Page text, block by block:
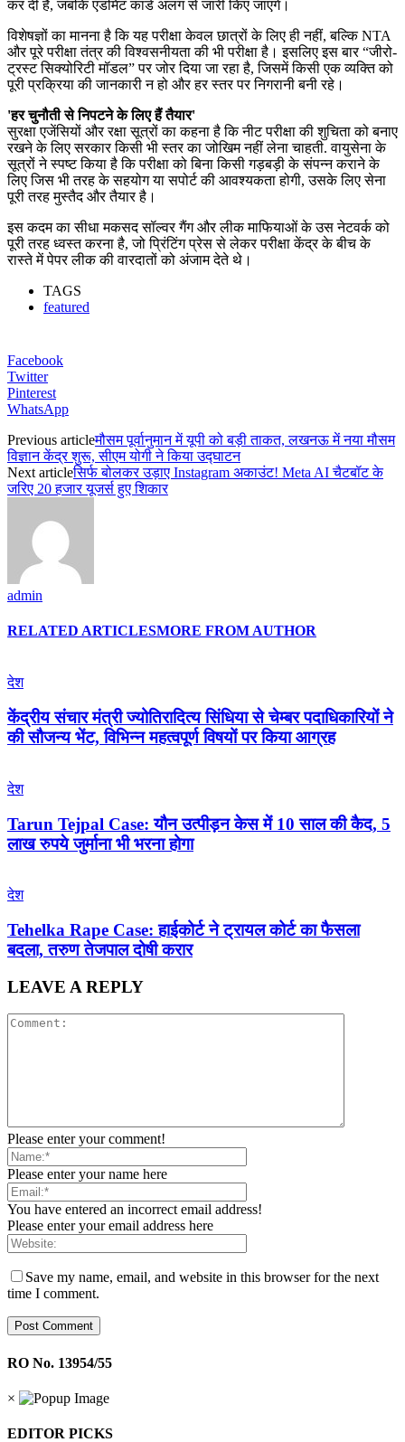
कर दी है, जबकि एडमिट कार्ड अलग से जारी किए जाएंगे।
विशेषज्ञों का मानना है कि यह परीक्षा केवल छात्रों के लिए ही नहीं, बल्कि NTA
और पूरे परीक्षा तंत्र की विश्वसनीयता की भी परीक्षा है। इसलिए इस बार “जीरो-
ट्रस्ट सिक्योरिटी मॉडल” पर जोर दिया जा रहा है, जिसमें किसी एक व्यक्ति को
पूरी प्रक्रिया की जानकारी न हो और हर स्तर पर निगरानी बनी रहे।
'हर चुनौती से निपटने के लिए हैं तैयार'
सुरक्षा एजेंसियों और रक्षा सूत्रों का कहना है कि नीट परीक्षा की शुचिता को बनाए
रखने के लिए सरकार किसी भी स्तर का जोखिम नहीं लेना चाहती. वायुसेना के
सूत्रों ने स्पष्ट किया है कि परीक्षा को बिना किसी गड़बड़ी के संपन्न कराने के
लिए जिस भी तरह के सहयोग या सपोर्ट की आवश्यकता होगी, उसके लिए सेना
पूरी तरह मुस्तैद और तैयार है।
इस कदम का सीधा मकसद सॉल्वर गैंग और लीक माफियाओं के उस नेटवर्क को
पूरी तरह ध्वस्त करना है, जो प्रिंटिंग प्रेस से लेकर परीक्षा केंद्र के बीच के
रास्ते में पेपर लीक की वारदातों को अंजाम देते थे।
TAGS
featured
Facebook
Twitter
Pinterest
WhatsApp
Previous articleमौसम पूर्वानुमान में यूपी को बड़ी ताकत, लखनऊ में नया मौसम
विज्ञान केंद्र शुरू, सीएम योगी ने किया उद्घाटन
Next articleसिर्फ बोलकर उड़ाए Instagram अकाउंट! Meta AI चैटबॉट के
जरिए 20 हजार यूजर्स हुए शिकार
admin
RELATED ARTICLESMORE FROM AUTHOR
देश
केंद्रीय संचार मंत्री ज्योतिरादित्य सिंधिया से चेम्बर पदाधिकारियों ने
की सौजन्य भेंट, विभिन्न महत्वपूर्ण विषयों पर किया आग्रह
देश
Tarun Tejpal Case: यौन उत्पीड़न केस में 10 साल की कैद, 5
लाख रुपये जुर्माना भी भरना होगा
देश
Tehelka Rape Case: हाईकोर्ट ने ट्रायल कोर्ट का फैसला
बदला, तरुण तेजपाल दोषी करार
LEAVE A REPLY
Please enter your comment!
Please enter your name here
You have entered an incorrect email address!
Please enter your email address here
Save my name, email, and website in this browser for the next
time I comment.
RO No. 13954/55
×
EDITOR PICKS